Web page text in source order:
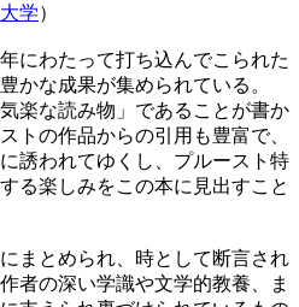
学）
にわたって打ち込んでこられた
かな成果が集められている。
楽な読み物」であることが書か
トの作品からの引用も豊富で、
誘われてゆくし、プルースト特
る楽しみをこの本に見出すこと
まとめられ、時として断言され
者の深い学識や文学的教養、ま